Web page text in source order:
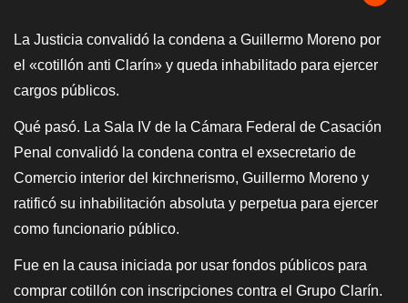
La Justicia convalidó la condena a Guillermo Moreno por
el «cotillón anti Clarín» y queda inhabilitado para ejercer
cargos públicos.
Qué pasó. La Sala IV de la Cámara Federal de Casación
Penal convalidó la condena contra el exsecretario de
Comercio interior del kirchnerismo, Guillermo Moreno y
ratificó su inhabilitación absoluta y perpetua para ejercer
como funcionario público.
Fue en la causa iniciada por usar fondos públicos para
comprar cotillón con inscripciones contra el Grupo Clarín.